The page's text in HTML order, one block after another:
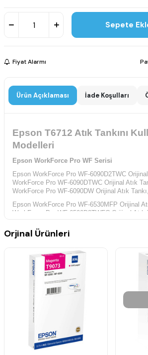
Sepete
Fiyat Alarmı
Ürün Açıklaması İade Koşulları
Epson T6712 Atık Tankını
Modelleri
Epson WorkForce Pro WF Serisi
Epson WorkForce Pro WF-6090D2TWC Orijinal
WorkForce Pro WF-6090DTWC Orijinal Atık
WorkForce Pro WF-6090DW Orijinal Atık Tankı,
Epson WorkForce Pro WF-6530MFP Orijinal
WorkForce Pro WF-6590D2TWFC Orijinal Atık
Epson WorkForce Pro WF-6590DWF Orijinal
Pro WF-8090D3TWC Orijinal Atık Tankı,
Epson WorkForce Pro WF-8090DTW Orijinal
WorkForce Pro WF-8090DTWC Orijinal Atık
WorkForce Pro WF-8090DW Orijinal Atık
Epson WorkForce Pro WF-8510DWF Orijinal
WorkForce Pro WF-8590D3TWF Orijinal Atık
WorkForce Pro WF-8590DTWF Orijinal Atık
Epson WorkForce Pro WF-8590DTWFC Orijinal
WorkForce Pro WF-8590DWF Orijinal Atık
Pro WF-8590TC Orijinal Atık Tankı,
Orjinal Ürünleri